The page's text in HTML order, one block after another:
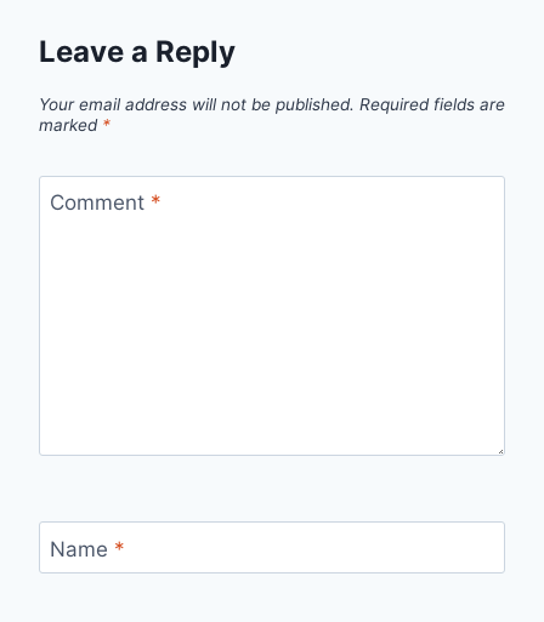
Leave a Reply
Your email address will not be published. Required fields are
marked *
Comment *
Name *